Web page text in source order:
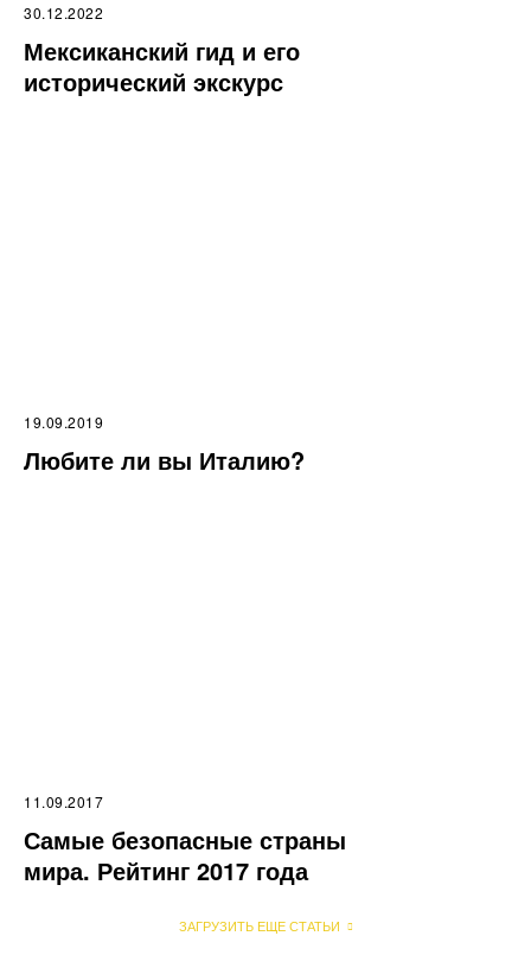
30.12.2022
Мексиканский гид и его
исторический экскурс
19.09.2019
Любите ли вы Италию?
11.09.2017
Самые безопасные страны
мира. Рейтинг 2017 года
ЗАГРУЗИТЬ ЕЩЕ СТАТЬИ